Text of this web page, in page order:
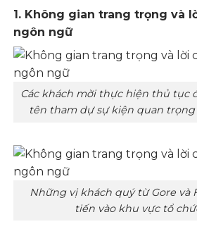
1. Không gian trang trọng và
ngôn ngữ
Các khách mời thực hiện thủ tục
tên tham dự sự kiện quan trọng
Những vị khách quý từ Gore và
tiến vào khu vực tổ